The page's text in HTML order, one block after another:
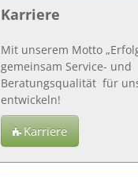
Karriere
Mit unserem Motto
gemeinsam Service- und
Beratungsqualität für
entwickeln!
Karriere